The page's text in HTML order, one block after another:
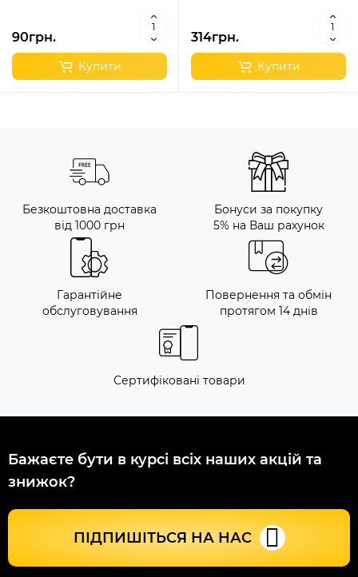
90грн.
Купити
314грн.
Купити
Безкоштовна доставка
від 1000 грн
Бонуси за покупку
5% на Ваш рахунок
Гарантійне
обслуговування
Повернення та обмін
протягом 14 днів
Сертифіковані товари
Бажаєте бути в курсі всіх наших акцій та
знижок?
ПІДПИШІТЬСЯ НА НАС